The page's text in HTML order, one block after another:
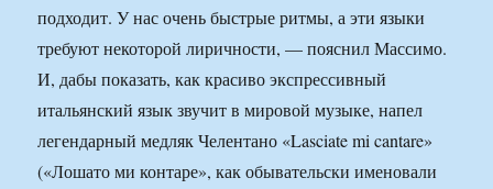
подходит. У нас очень быстрые ритмы, а эти языки
требуют некоторой лиричности, — пояснил Массимо.
И, дабы показать, как красиво экспрессивный
итальянский язык звучит в мировой музыке, напел
легендарный медляк Челентано «Lasciate mi cantare»
(«Лошато ми контаре», как обывательски именовали